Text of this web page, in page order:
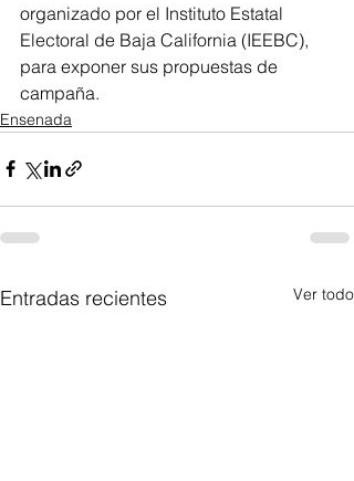
organizado por el Instituto Estatal
Electoral de Baja California (IEEBC),
para exponer sus propuestas de
campaña.
Ensenada
Entradas recientes Ver todo